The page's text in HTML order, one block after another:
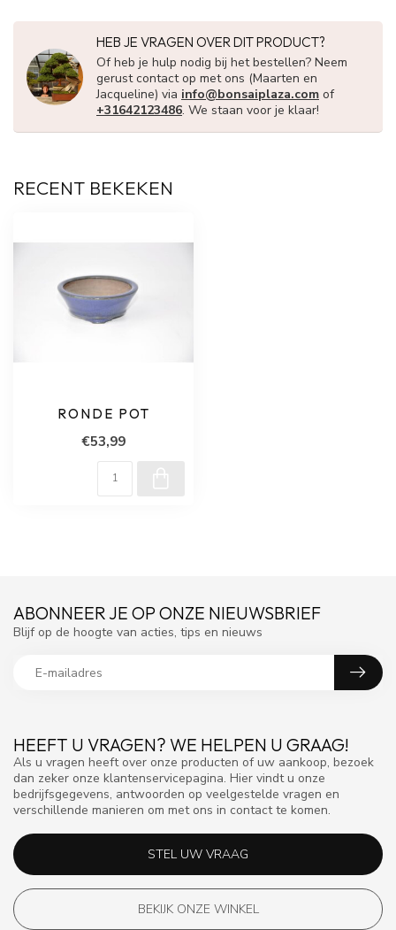
HEB JE VRAGEN OVER DIT PRODUCT?
Of heb je hulp nodig bij het bestellen? Neem
gerust contact op met ons (Maarten en
Jacqueline) via info@bonsaiplaza.com of
+31642123486. We staan voor je klaar!
RECENT BEKEKEN
RONDE POT
€53,99
HEEFT U VRAGEN? WE HELPEN U GRAAG!
Als u vragen heeft over onze producten of uw aankoop, bezoek
dan zeker onze klantenservicepagina. Hier vindt u onze
bedrijfsgegevens, antwoorden op veelgestelde vragen en
verschillende manieren om met ons in contact te komen.
STEL UW VRAAG
BEKIJK ONZE WINKEL
ABONNEER JE OP ONZE NIEUWSBRIEF
Blijf op de hoogte van acties, tips en nieuws